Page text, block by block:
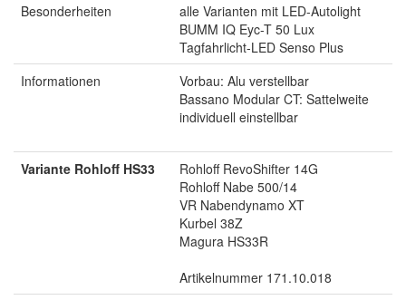
Besonderheiten
alle Varianten mit LED-Autolight
BUMM IQ Eyc-T 50 Lux
Tagfahrlicht-LED Senso Plus
Informationen
Vorbau: Alu verstellbar
Bassano Modular CT: Sattelweite
individuell einstellbar
Variante Rohloff HS33
Rohloff RevoShifter 14G
Rohloff Nabe 500/14
VR Nabendynamo XT
Kurbel 38Z
Magura HS33R
Artikelnummer 171.10.018